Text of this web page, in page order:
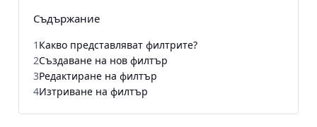
Съдържание
1 Какво представляват филтрите?
2Създаване на нов филтър
3Редактиране на филтър
4Изтриване на филтър